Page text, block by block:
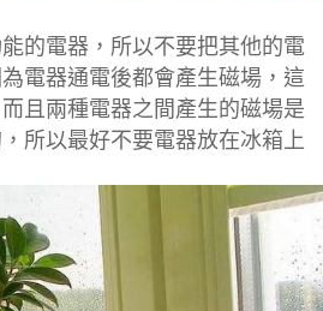
的電器，所以不要把其他的電
電器通電後都會產生磁場，這
且兩種電器之間產生的磁場是
所以最好不要電器放在冰箱上